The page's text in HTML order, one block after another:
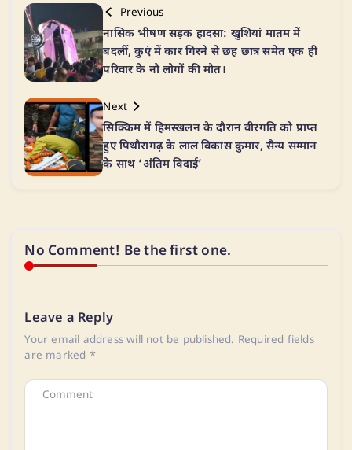
Previous
नासिक भीषण सड़क हादसा: खुशियां मातम में
बदलीं, कुएं में कार गिरने से छह छात्र समेत एक ही
परिवार के नौ लोगों की मौत।
Next
सिक्किम में हिमस्खलन के दौरान वीरगति को प्राप्त
हुए पिथौरागढ़ के लाल विकास कुमार, सैन्य सम्मान
के साथ ‘अंतिम विदाई’
No Comment! Be the first one.
Leave a Reply
Your email address will not be published. Required fields
are marked *